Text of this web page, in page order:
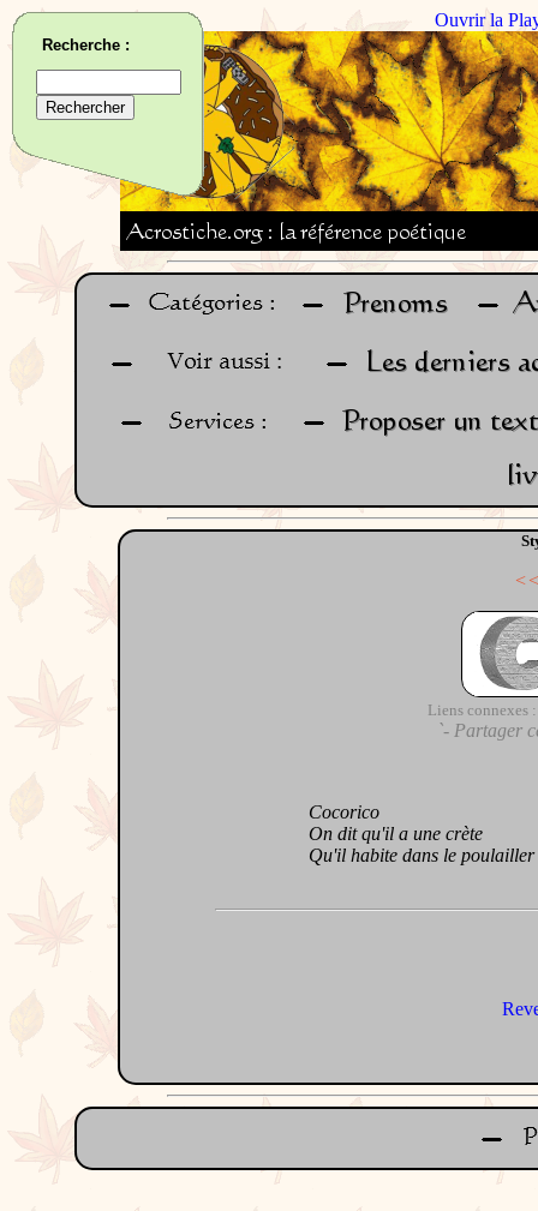
Ouvrir la
Liens connexes :
`- Partager
Cocorico
On dit qu'il a une crète
Qu'il habite dans le poulailler
Recherche :